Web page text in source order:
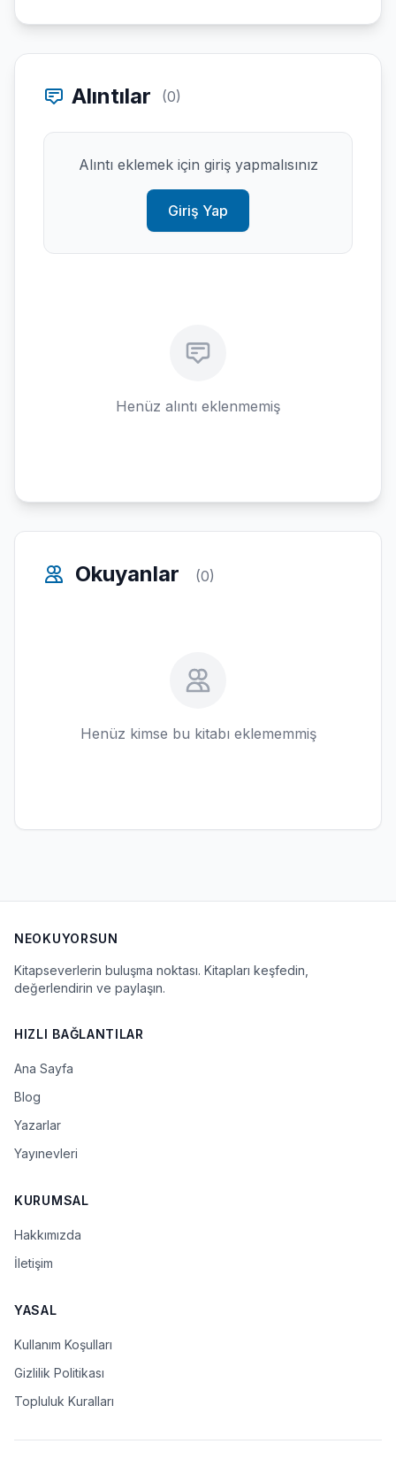
Alıntılar (0)
Alıntı eklemek için giriş yapmalısınız
Giriş Yap
Henüz alıntı eklenmemiş
Okuyanlar (0)
Henüz kimse bu kitabı eklememmiş
NEOKUYORSUN
Kitapseverlerin buluşma noktası. Kitapları keşfedin,
değerlendirin ve paylaşın.
HIZLI BAĞLANTILAR
Ana Sayfa
Blog
Yazarlar
Yayınevleri
KURUMSAL
Hakkımızda
İletişim
YASAL
Kullanım Koşulları
Gizlilik Politikası
Topluluk Kuralları